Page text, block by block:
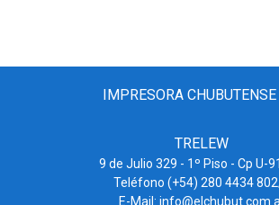
IMPRESORA CHUBUTENSE
TRELEW
9 de Julio 329 - 1º Piso - Cp U-
Teléfono (+54) 280 4434
E-Mail: